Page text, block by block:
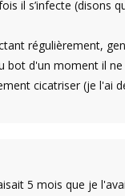
il s’infecte (disons
régulièrement,
bot d'un moment il
cicatriser (je l'ai
5 mois que je